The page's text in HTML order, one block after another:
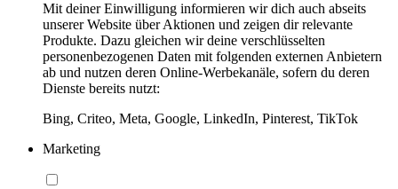
Mit deiner Einwilligung informieren wir dich auch abseits
unserer Website über Aktionen und zeigen dir relevante
Produkte. Dazu gleichen wir deine verschlüsselten
personenbezogenen Daten mit folgenden externen Anbietern
ab und nutzen deren Online-Werbekanäle, sofern du deren
Dienste bereits nutzt:
Bing, Criteo, Meta, Google, LinkedIn, Pinterest, TikTok
Marketing